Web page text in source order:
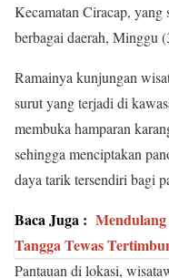
Kecamatan Ciracap,
berbagai daerah, Minggu
Ramainya kunjungan
surut yang terjadi di
membuka hamparan
sehingga menciptakan
daya tarik tersendiri bagi
Baca Juga :
Tangga Tewas
Pantauan di lokasi,